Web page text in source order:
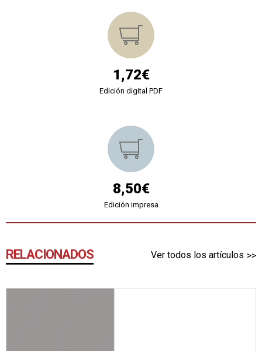
1,72€
Edición digital PDF
8,50€
Edición impresa
RELACIONADOS Ver todos los artículos